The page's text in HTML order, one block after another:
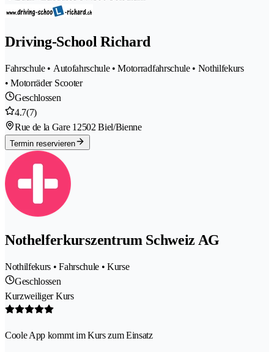
Driving-School Richard
Fahrschule • Autofahrschule • Motorradfahrschule • Nothilfekurs
• Motorräder Scooter
Geschlossen
4.7(7)
Rue de la Gare 1 2502 Biel/Bienne
Termin reservieren
Nothelferkurszentrum Schweiz AG
Nothilfekurs • Fahrschule • Kurse
Geschlossen
Kurzweiliger Kurs
Coole App kommt im Kurs zum Einsatz